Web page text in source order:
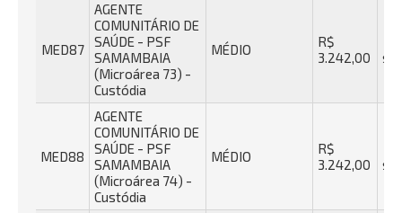
MED87
AGENTE
COMUNITÁRIO DE
SAÚDE - PSF
SAMAMBAIA
(Microárea 73) -
Custódia
MÉDIO
R$
3.242,00
MED88
AGENTE
COMUNITÁRIO DE
SAÚDE - PSF
SAMAMBAIA
(Microárea 74) -
Custódia
MÉDIO
R$
3.242,00